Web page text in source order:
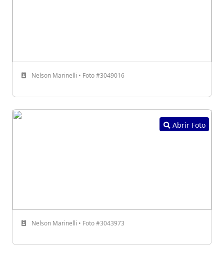
Nelson Marinelli • Foto #3049016
Abrir Foto
Nelson Marinelli • Foto #3043973